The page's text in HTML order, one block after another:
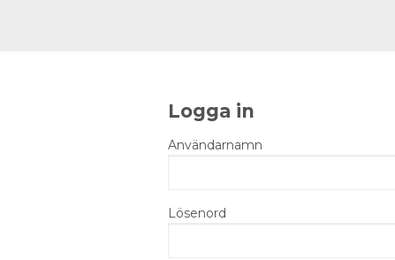
Logga in
Användarnamn
Lösenord